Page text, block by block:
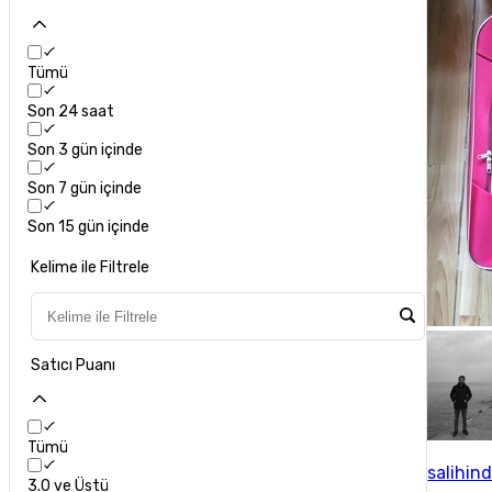
Tümü
Son 24 saat
Son 3 gün içinde
Son 7 gün içinde
Son 15 gün içinde
Kelime ile Filtrele
Satıcı Puanı
Tümü
3.0 ve Üstü